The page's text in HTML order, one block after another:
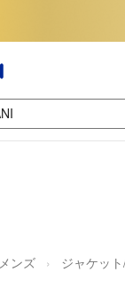
メンズ ジャケッ